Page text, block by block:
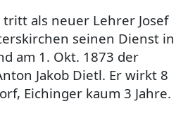
tritt als neuer Lehrer Josef
seinen Dienst in
am 1. Okt. 1873 der
Jakob Dietl. Er wirkt 8
Eichinger kaum 3 Jahre.